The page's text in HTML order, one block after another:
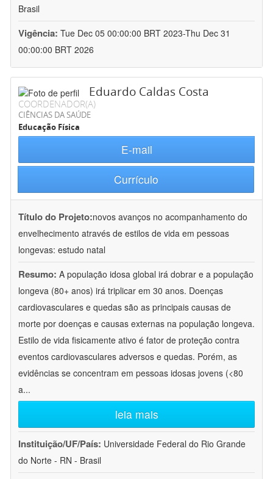
Brasil
Vigência: Tue Dec 05 00:00:00 BRT 2023-Thu Dec 31
00:00:00 BRT 2026
Eduardo Caldas Costa
COORDENADOR(A)
CIÊNCIAS DA SAÚDE
Educação Física
E-mail
Currículo
Título do Projeto:novos avanços no acompanhamento do
envelhecimento através de estilos de vida em pessoas
longevas: estudo natal
Resumo: A população idosa global irá dobrar e a população
longeva (80+ anos) irá triplicar em 30 anos. Doenças
cardiovasculares e quedas são as principais causas de
morte por doenças e causas externas na população longeva.
Estilo de vida fisicamente ativo é fator de proteção contra
eventos cardiovasculares adversos e quedas. Porém, as
evidências se concentram em pessoas idosas jovens (<80
a...
leia mais
Instituição/UF/País: Universidade Federal do Rio Grande
do Norte - RN - Brasil